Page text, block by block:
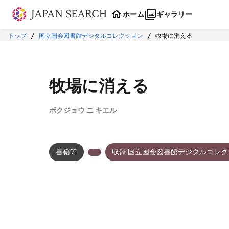
本文に飛ぶ
ホーム ギャラリー
トップ 国立国会図書館デジタルコレクション 牧場に消える
牧場に消える
ボクジョウ ニ キエル
書籍等 収録:国立国会図書館デジタルコレ